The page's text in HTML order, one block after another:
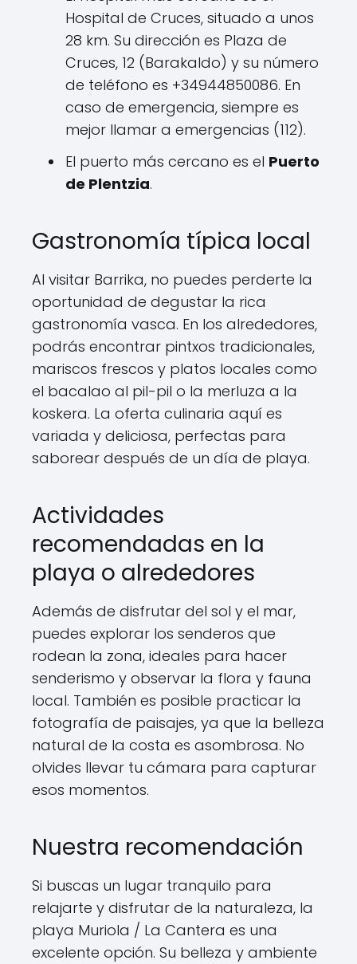
Hospital de Cruces, situado a unos
28 km. Su dirección es Plaza de
Cruces, 12 (Barakaldo) y su número
de teléfono es +34944850086. En
caso de emergencia, siempre es
mejor llamar a emergencias (112).
El puerto más cercano es el Puerto
de Plentzia.
Gastronomía típica local
Al visitar Barrika, no puedes perderte la
oportunidad de degustar la rica
gastronomía vasca. En los alrededores,
podrás encontrar pintxos tradicionales,
mariscos frescos y platos locales como
el bacalao al pil-pil o la merluza a la
koskera. La oferta culinaria aquí es
variada y deliciosa, perfectas para
saborear después de un día de playa.
Actividades
recomendadas en la
playa o alrededores
Además de disfrutar del sol y el mar,
puedes explorar los senderos que
rodean la zona, ideales para hacer
senderismo y observar la flora y fauna
local. También es posible practicar la
fotografía de paisajes, ya que la belleza
natural de la costa es asombrosa. No
olvides llevar tu cámara para capturar
esos momentos.
Nuestra recomendación
Si buscas un lugar tranquilo para
relajarte y disfrutar de la naturaleza, la
playa Muriola / La Cantera es una
excelente opción. Su belleza y ambiente